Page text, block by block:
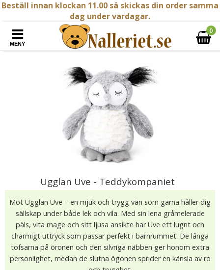
Beställ innan klockan 11.00 så skickas din order samma
dag under vardagar.
MENY
0
Ugglan Uve - Teddykompaniet
Möt Ugglan Uve – en mjuk och trygg vän som gärna håller dig
sällskap under både lek och vila. Med sin lena gråmelerade
päls, vita mage och sitt ljusa ansikte har Uve ett lugnt och
charmigt uttryck som passar perfekt i barnrummet. De långa
tofsarna på öronen och den silvriga näbben ger honom extra
personlighet, medan de slutna ögonen sprider en känsla av ro